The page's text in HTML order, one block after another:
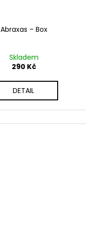
Abraxas ‎– Box
Skladem
290 Kč
DETAIL